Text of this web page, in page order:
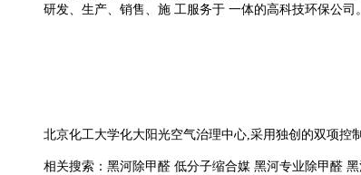
研发、生产、销售、施 工服务于 一体的高科技环保公司
北京化工大学化大阳光空气治理中心,采用独创的双项控
相关搜索：黑河除甲醛 低分子缩合媒 黑河专业除甲醛